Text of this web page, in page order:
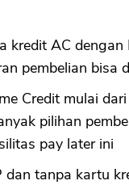
kredit AC
pembelian bisa
Credit mulai
pilihan
pay later ini
tanpa kartu